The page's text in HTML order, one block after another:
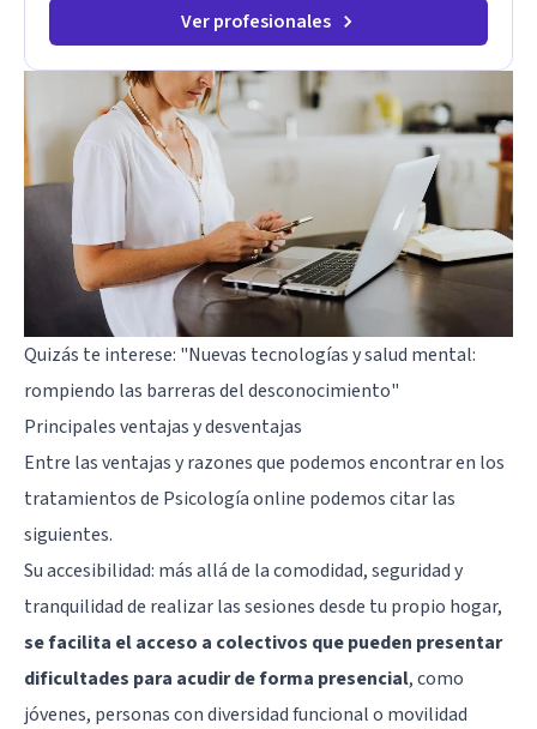
Ver profesionales
Quizás te interese: "Nuevas tecnologías y salud mental:
rompiendo las barreras del desconocimiento"
Principales ventajas y desventajas
Entre las ventajas y razones que podemos encontrar en los
tratamientos de Psicología online podemos citar las
siguientes.
Su accesibilidad: más allá de la comodidad, seguridad y
tranquilidad de realizar las sesiones desde tu propio hogar,
se facilita el acceso a colectivos que pueden presentar
dificultades para acudir de forma presencial, como
jóvenes, personas con diversidad funcional o movilidad